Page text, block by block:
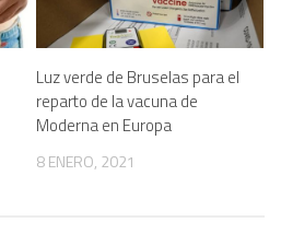
Luz verde de Bruselas para el
reparto de la vacuna de
Moderna en Europa
8 ENERO, 2021